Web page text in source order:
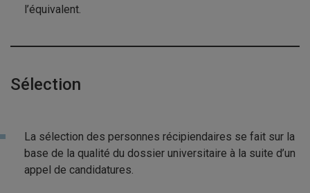
l’équivalent.
Sélection
La sélection des personnes récipiendaires se fait sur la
base de la qualité du dossier universitaire à la suite d’un
appel de candidatures.